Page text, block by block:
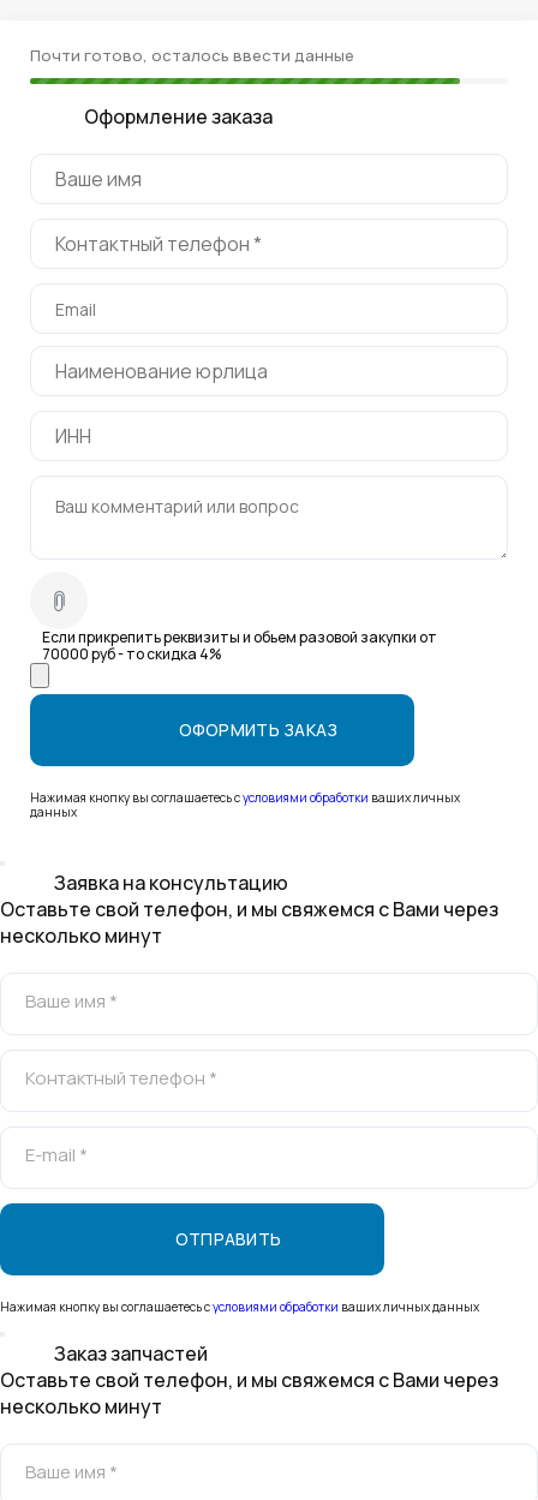
Почти готово, осталось ввести данные
Оформление заказа
Если прикрепить реквизиты и обьем разовой закупки от
70000 руб - то скидка 4%
Нажимая кнопку вы соглашаетесь сусловиями обработки ваших личных
данных
Заявка на консультацию
Оставьте свой телефон, и мы свяжемся с Вами через
несколько минут
Ваше имя *
Контактный телефон *
E-mail *
Нажимая кнопку вы соглашаетесь сусловиями обработки ваших личных данных
Заказ запчастей
Оставьте свой телефон, и мы свяжемся с Вами через
несколько минут
Ваше имя *